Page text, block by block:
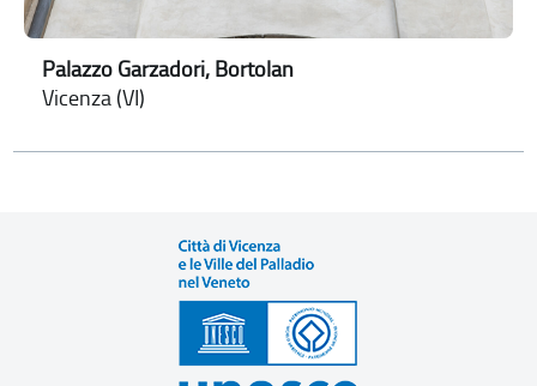
Palazzo Garzadori, Bortolan
Vicenza (VI)